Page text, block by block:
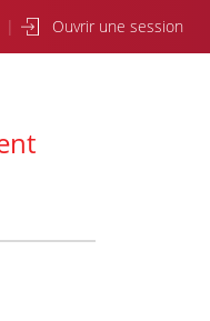
Ouvrir une session